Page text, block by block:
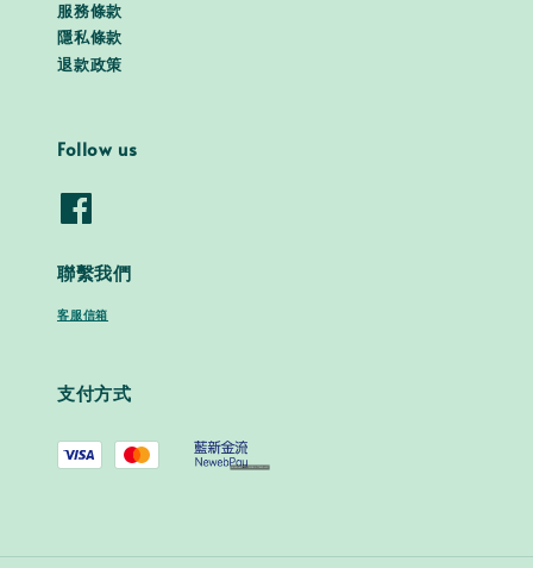
服務條款
隱私條款
退款政策
Follow us
聯繫我們
客服信箱
支付方式